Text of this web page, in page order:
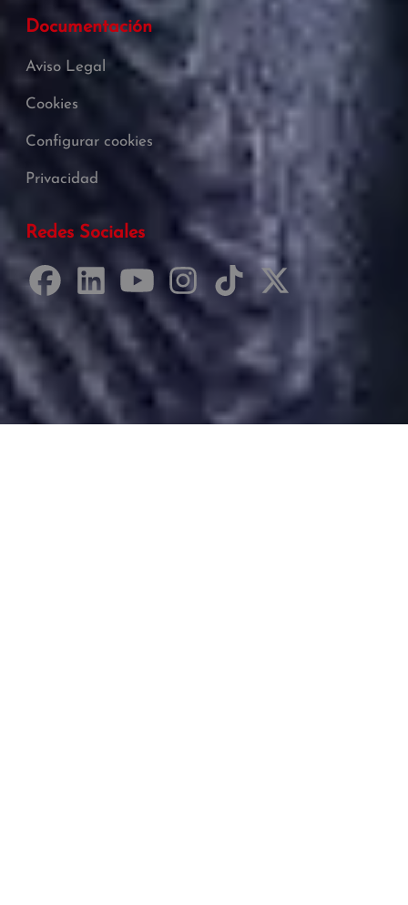
Documentación
Aviso Legal
Cookies
Configurar cookies
Privacidad
Redes Sociales
Desarrollado por Just Quality